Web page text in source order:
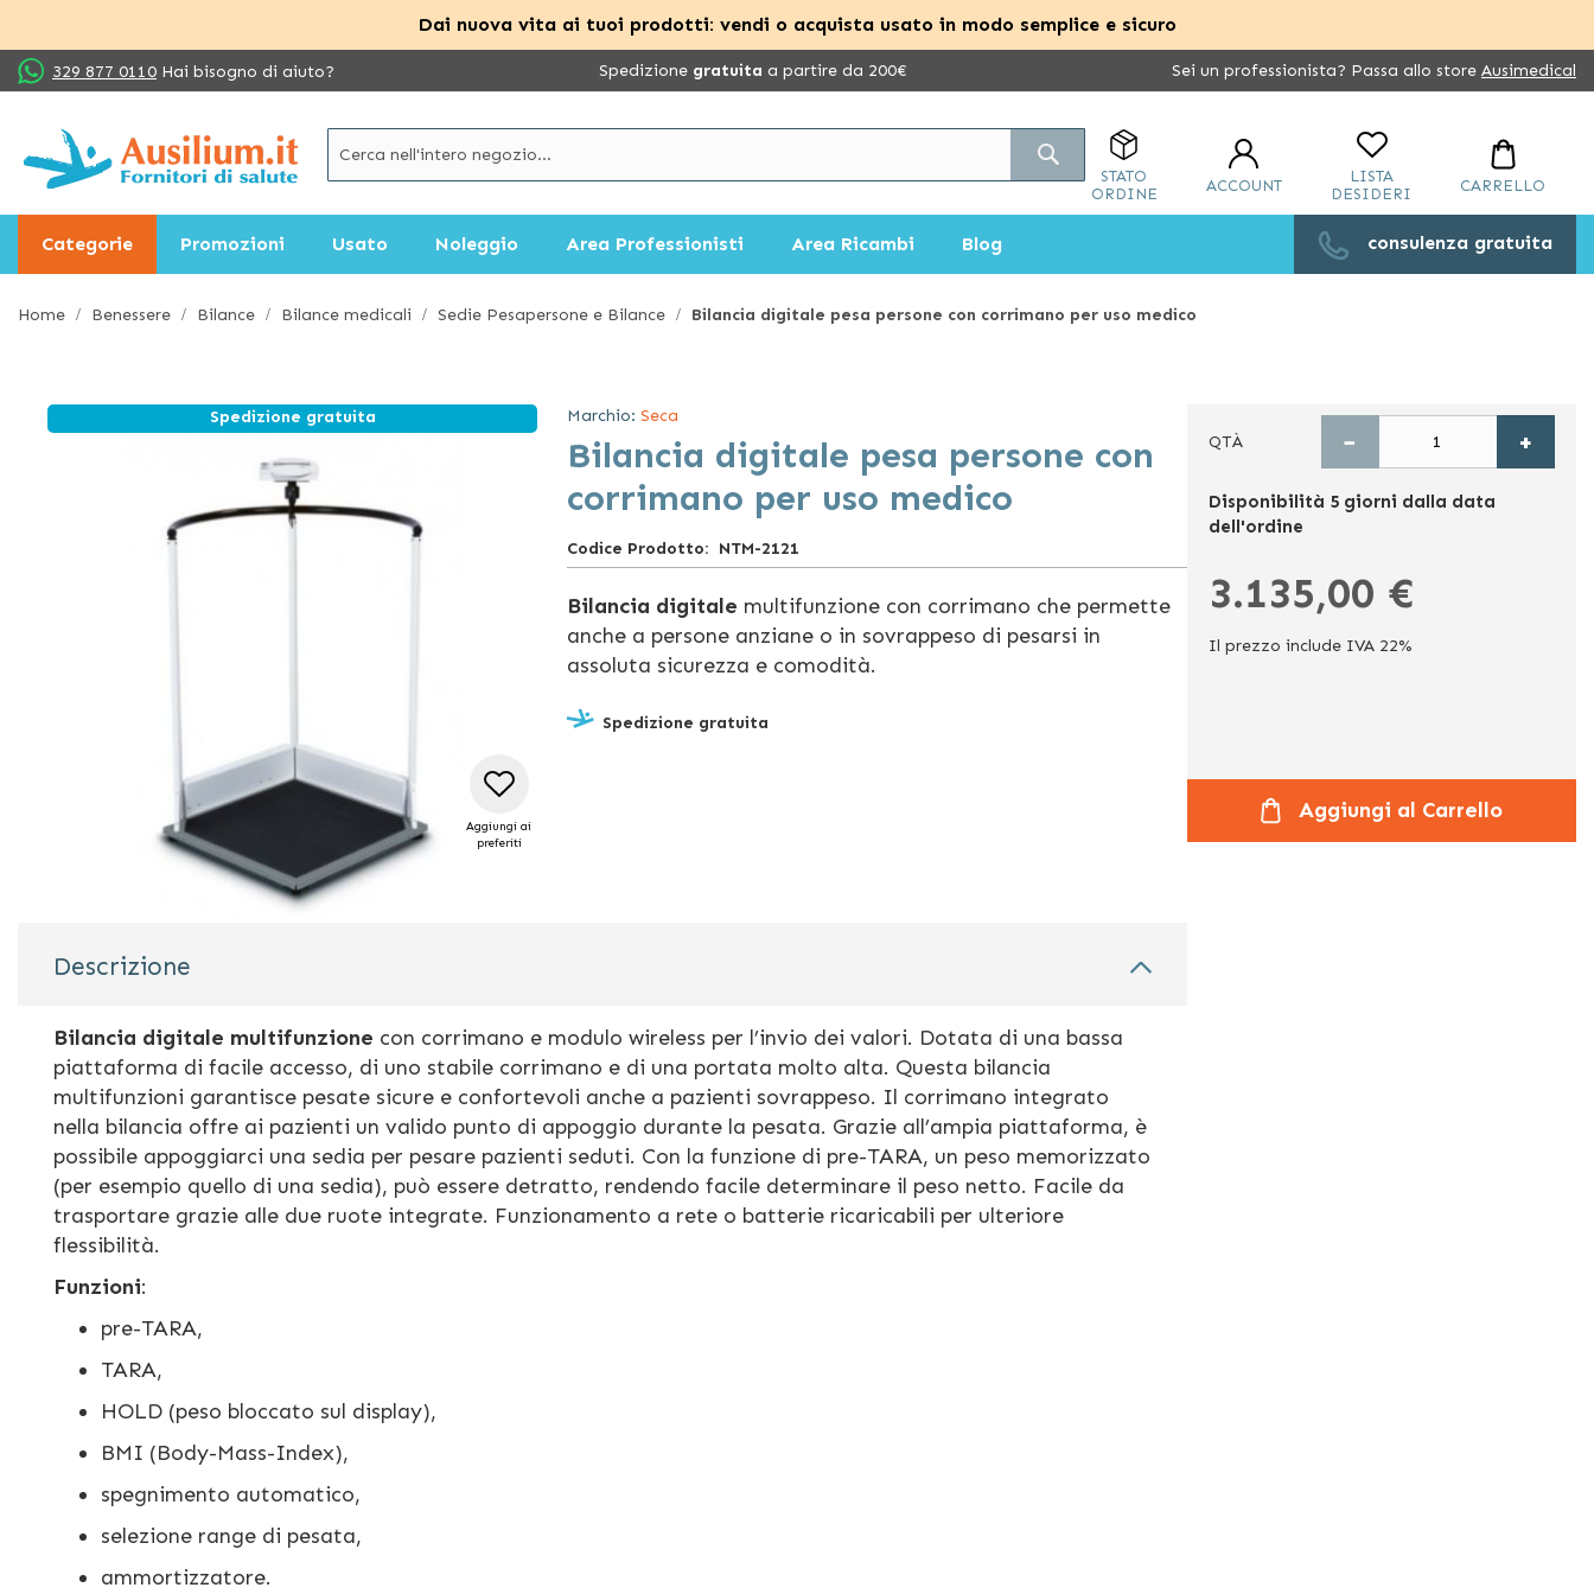
Dai nuova vita ai tuoi prodotti: vendi o acquista usato in modo semplice e sicuro
Salta
al
329 877 0110 Hai bisogno di aiuto? Spedizione gratuita a partire da 200€ Sei un professionista? Passa allo store Ausimedical
STATO
ORDINE
ACCOUNT
LISTA
DESIDERI
CARRELLO
Categorie Promozioni Usato Noleggio Area Professionisti Area Ricambi Blog consulenza gratuita
Home Benessere Bilance Bilance medicali Sedie Pesapersone e Bilance Bilancia digitale pesa persone con corrimano per uso medico
Spedizione gratuita
all'inizio
della
di
immagini
Aggiungi ai
preferiti
Marchio: Seca
Bilancia digitale pesa persone con
corrimano per uso medico
Codice Prodotto NTM-2121
Bilancia digitale multifunzione con corrimano che permette
anche a persone anziane o in sovrappeso di pesarsi in
assoluta sicurezza e comodità.
Spedizione gratuita
QTÀ − +
Disponibilità 5 giorni dalla data
dell'ordine
3.135,00 €
Il prezzo include IVA 22%
Aggiungi al Carrello
Descrizione
Bilancia digitale multifunzione con corrimano e modulo wireless per l’invio dei valori. Dotata di una bassa
piattaforma di facile accesso, di uno stabile corrimano e di una portata molto alta. Questa bilancia
multifunzioni garantisce pesate sicure e confortevoli anche a pazienti sovrappeso. Il corrimano integrato
nella bilancia offre ai pazienti un valido punto di appoggio durante la pesata. Grazie all’ampia piattaforma, è
possibile appoggiarci una sedia per pesare pazienti seduti. Con la funzione di pre-TARA, un peso memorizzato
(per esempio quello di una sedia), può essere detratto, rendendo facile determinare il peso netto. Facile da
trasportare grazie alle due ruote integrate. Funzionamento a rete o batterie ricaricabili per ulteriore
flessibilità.
Funzioni:
pre-TARA,
TARA,
HOLD (peso bloccato sul display),
BMI (Body-Mass-Index),
spegnimento automatico,
selezione range di pesata,
ammortizzatore.